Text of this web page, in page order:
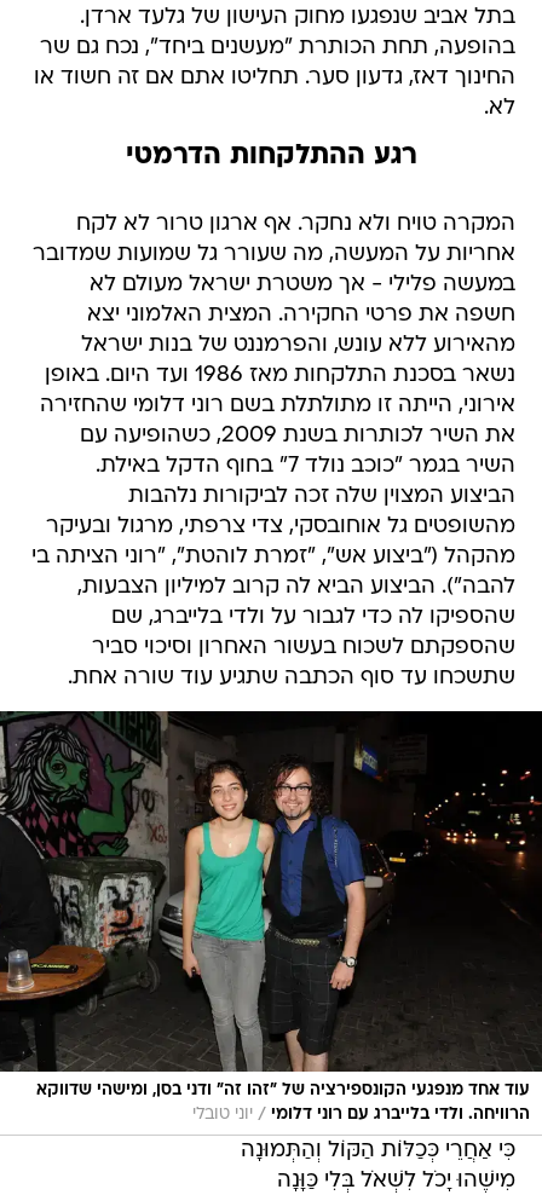
בתל אביב שנפגעו מחוק העישון של גלעד ארדן.
בהופעה, תחת הכותרת "מעשנים ביחד", נכח גם שר
החינוך דאז, גדעון סער. תחליטו אתם אם זה חשוד או
לא.
רגע ההתלקחות הדרמטי
המקרה טויח ולא נחקר. אף ארגון טרור לא לקח
אחריות על המעשה, מה שעורר גל שמועות שמדובר
במעשה פלילי - אך משטרת ישראל מעולם לא
חשפה את פרטי החקירה. המצית האלמוני יצא
מהאירוע ללא עונש, והפרמננט של בנות ישראל
נשאר בסכנת התלקחות מאז 1986 ועד היום. באופן
אירוני, הייתה זו מתולתלת בשם רוני דלומי שהחזירה
את השיר לכותרות בשנת 2009, כשהופיעה עם
השיר בגמר "כוכב נולד 7" בחוף הדקל באילת.
הביצוע המצוין שלה זכה לביקורות נלהבות
מהשופטים גל אוחובסקי, צדי צרפתי, מרגול ובעיקר
מהקהל ("ביצוע אש", "זמרת לוהטת", "רוני הציתה בי
להבה"). הביצוע הביא לה קרוב למיליון הצבעות,
שהספיקו לה כדי לגבור על ולדי בלייברג, שם
שהספקתם לשכוח בעשור האחרון וסיכוי סביר
שתשכחו עד סוף הכתבה שתגיע עוד שורה אחת.
עוד אחד מנפגעי הקונספירציה של "זהו זה" ודני בסן, ומישהי שדווקא
הרוויחה. ולדי בלייברג עם רוני דלומי / יוני טובלי
כִּי אַחֲרֵי כְּכַלּוֹת הַקּוֹל וְהַתְּמוּנָה
מִישֶׁהוּ יָכֹל לִשְׁאֹל בְּלִי כַּוָּנָה